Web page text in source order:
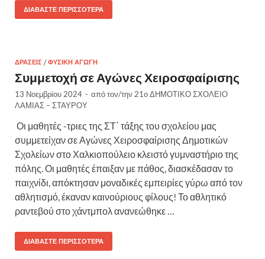
ΔΙΑΒΆΣΤΕ ΠΕΡΙΣΣΌΤΕΡΑ
ΔΡΆΣΕΙΣ /ΦΥΣΙΚΉ ΑΓΩΓΉ
Συμμετοχή σε Αγώνες Χειροσφαίρισης
13 Νοεμβρίου 2024 - από τον/την 21ο ΔΗΜΟΤΙΚΟ ΣΧΟΛΕΙΟ
ΛΑΜΙΑΣ – ΣΤΑΥΡΟΥ
Οι μαθητές -τριες της ΣΤ΄ τάξης του σχολείου μας
συμμετείχαν σε Αγώνες Χειροσφαίρισης Δημοτικών
Σχολείων στο Χαλκιοπούλειο κλειστό γυμναστήριο της
πόλης. Οι μαθητές έπαιξαν με πάθος, διασκέδασαν το
παιχνίδι, απόκτησαν μοναδικές εμπειρίες γύρω από τον
αθλητισμό, έκαναν καινούριους φίλους! Το αθλητικό
ραντεβού στο χάντμπολ ανανεώθηκε …
ΔΙΑΒΆΣΤΕ ΠΕΡΙΣΣΌΤΕΡΑ